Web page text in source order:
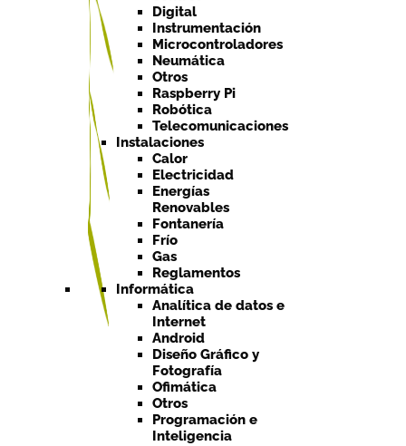
Digital
Instrumentación
Microcontroladores
Neumática
Otros
Raspberry Pi
Robótica
Telecomunicaciones
Instalaciones
Calor
Electricidad
Energías
Renovables
Fontanería
Frío
Gas
Reglamentos
Informática
Analítica de datos e
Internet
Android
Diseño Gráfico y
Fotografía
Ofimática
Otros
Programación e
Inteligencia